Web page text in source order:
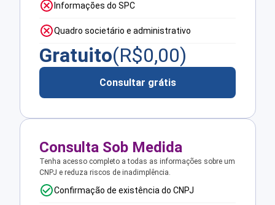
Informações do SPC
Quadro societário e administrativo
Gratuito(R$0,00)
Consultar grátis
Consulta Sob Medida
Tenha acesso completo a todas as informações sobre um
CNPJ e reduza riscos de inadimplência.
Confirmação de existência do CNPJ